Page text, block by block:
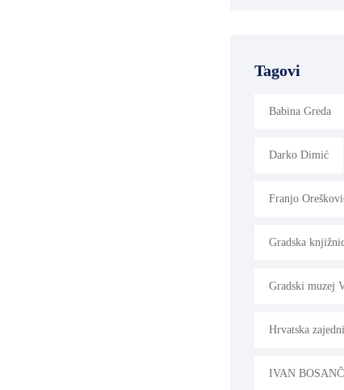
Tagovi
Babina Greda
Darko Dimić
Franjo
Gradska
Gradski muzej
Hrvatska
IVAN